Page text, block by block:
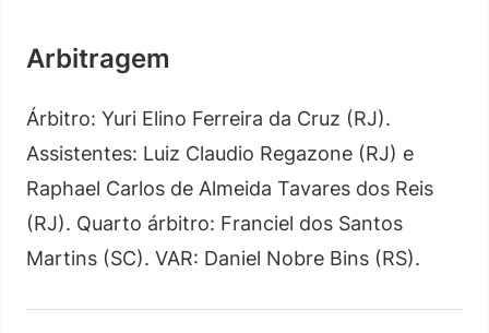
Arbitragem
Árbitro: Yuri Elino Ferreira da Cruz (RJ).
Assistentes: Luiz Claudio Regazone (RJ) e
Raphael Carlos de Almeida Tavares dos Reis
(RJ). Quarto árbitro: Franciel dos Santos
Martins (SC). VAR: Daniel Nobre Bins (RS).